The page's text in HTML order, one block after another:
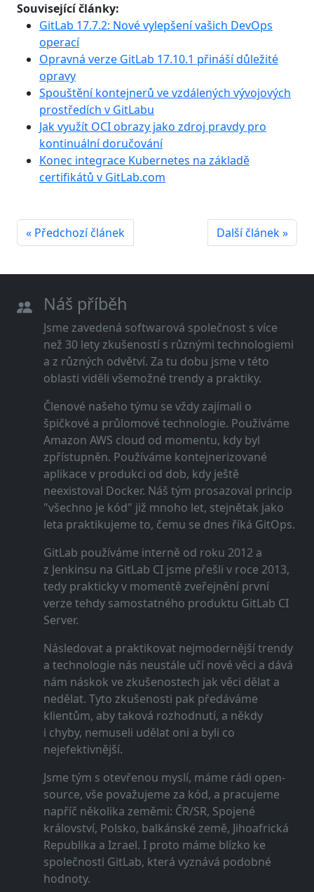
Související články:
GitLab 17.7.2: Nové vylepšení vašich DevOps
operací
Opravná verze GitLab 17.10.1 přináší důležité
opravy
Spouštění kontejnerů ve vzdálených vývojových
prostředích v GitLabu
Jak využít OCI obrazy jako zdroj pravdy pro
kontinuální doručování
Konec integrace Kubernetes na základě
certifikátů v GitLab.com
« Předchozí článek Další článek »
Náš příběh
Jsme zavedená softwarová společnost s více
než 30 lety zkušeností s různými technologiemi
a z různých odvětví. Za tu dobu jsme v této
oblasti viděli všemožné trendy a praktiky.
Členové našeho týmu se vždy zajímali o
špičkové a průlomové technologie. Používáme
Amazon AWS cloud od momentu, kdy byl
zpřístupněn. Používáme kontejnerizované
aplikace v produkci od dob, kdy ještě
neexistoval Docker. Náš tým prosazoval princip
"všechno je kód" již mnoho let, stejnětak jako
leta praktikujeme to, čemu se dnes říká GitOps.
GitLab používáme interně od roku 2012 a
z Jenkinsu na GitLab CI jsme přešli v roce 2013,
tedy prakticky v momentě zveřejnění první
verze tehdy samostatného produktu GitLab CI
Server.
Následovat a praktikovat nejmodernější trendy
a technologie nás neustále učí nové věci a dává
nám náskok ve zkušenostech jak věci dělat a
nedělat. Tyto zkušenosti pak předáváme
klientům, aby taková rozhodnutí, a někdy
i chyby, nemuseli udělat oni a byli co
nejefektivnější.
Jsme tým s otevřenou myslí, máme rádi open-
source, vše považujeme za kód, a pracujeme
napříč několika zeměmi: ČR/SR, Spojené
království, Polsko, balkánské země, Jihoafrická
Republika a Izrael. I proto máme blízko ke
společnosti GitLab, která vyznává podobné
hodnoty.